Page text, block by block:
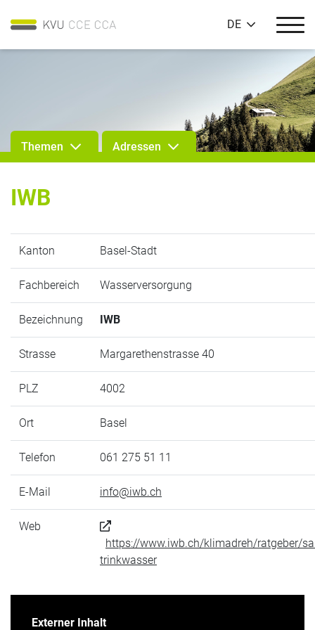
DE
Themen Adressen
IWB
Kanton Basel-Stadt
Fachbereich Wasserversorgung
Bezeichnung IWB
Strasse Margarethenstrasse 40
PLZ 4002
Ort Basel
Telefon 061 275 51 11
E-Mail info@iwb.ch
Web
https://www.iwb.ch/klimadreh/ratgeber/
trinkwasser
Externer Inhalt